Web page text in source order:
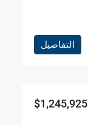
التفاصيل
$1,245,925